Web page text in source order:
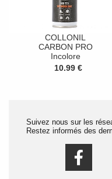
COLLONIL
CARBON PRO
Incolore
10.99 €
Suivez nous sur les
Restez informés des